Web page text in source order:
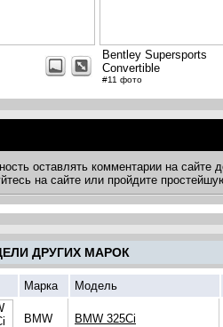
Bentley Supersports
Convertible
#11 фото
оставлять комментарии на сайте
на сайте или пройдите
ДРУГИХ МАРОК
Марка Модель
BMW BMW 325Ci